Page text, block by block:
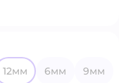
12мм 6мм 9мм